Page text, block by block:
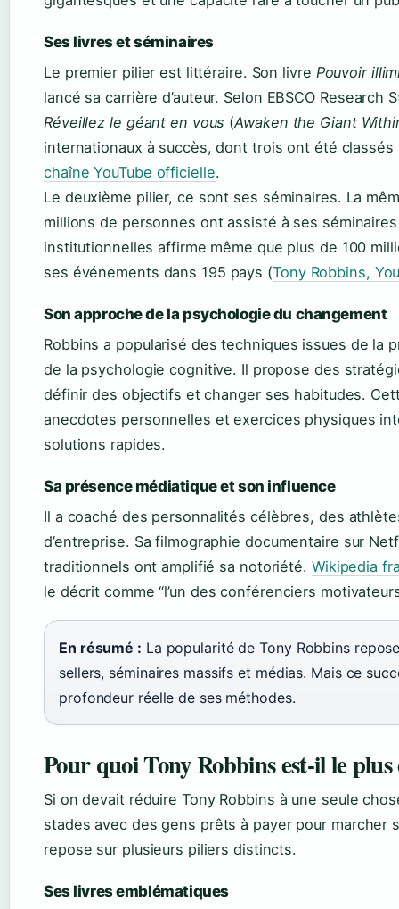
Ses livres et séminaires
Le premier pilier est littéraire. Son livre Pouvoir
lancé sa carrière d’auteur. Selon EBSCO
Réveillez le géant en vous (Awaken the Giant
internationaux à succès, dont trois ont été classés
chaîne YouTube officielle.
Le deuxième pilier, ce sont ses séminaires. La
millions de personnes ont assisté à ses
institutionnelles affirme même que plus de 100
ses événements dans 195 pays (Tony Robbins,
Son approche de la psychologie du changement
Robbins a popularisé des techniques issues de la
de la psychologie cognitive. Il propose des
définir des objectifs et changer ses habitudes.
anecdotes personnelles et exercices physiques
solutions rapides.
Sa présence médiatique et son influence
Il a coaché des personnalités célèbres, des
d’entreprise. Sa filmographie documentaire sur
traditionnels ont amplifié sa notoriété. Wikipedia
le décrit comme “l’un des conférenciers
En résumé : La popularité de Tony Robbins
sellers, séminaires massifs et médias. Mais ce
profondeur réelle de ses méthodes.
Pour quoi Tony Robbins est-il le plus
Si on devait réduire Tony Robbins à une seule
stades avec des gens prêts à payer pour marcher
repose sur plusieurs piliers distincts.
Ses livres emblématiques